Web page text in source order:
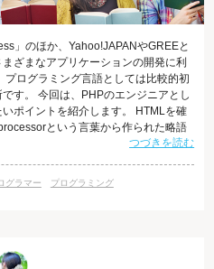
」のほか、Yahoo!JAPANやGREEと
ざまなアプリケーションの開発に利
ログラミング言語としては比較的初
す。 今回は、PHPのエンジニアとし
ポイントを紹介します。 HTMLを確
という言葉から作られた略語
主な目的としています。Webページを
つづきを読む
グラマー
プログラミング